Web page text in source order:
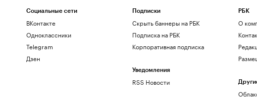
Социальные сети
ВКонтакте
Одноклассники
Telegram
Дзен
Подписки
Скрыть баннеры на РБК
Подписка на РБК
Корпоративная подписка
Уведомления
RSS Новости
РБК
О